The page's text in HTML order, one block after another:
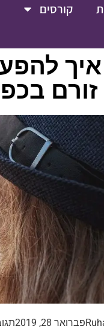
קורסים
פברואר 28, 2019